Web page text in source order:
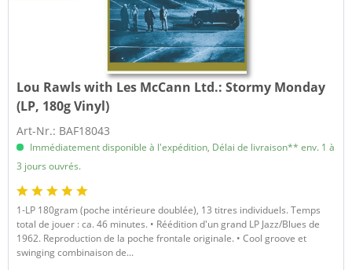
Lou Rawls with Les McCann Ltd.:Stormy Monday
(LP, 180g Vinyl)
Art-Nr.: BAF18043
Immédiatement disponible à l'expédition, Délai de livraison** env. 1 à
3 jours ouvrés.
1-LP 180gram (poche intérieure doublée), 13 titres individuels. Temps
total de jouer : ca. 46 minutes. • Réédition d'un grand LP Jazz/Blues de
1962. Reproduction de la poche frontale originale. • Cool groove et
swinging combinaison de...